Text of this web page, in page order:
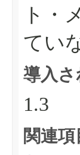
ト・
てい
導入
1.3
関連項